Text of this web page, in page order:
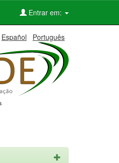
Entrar em:
Español Português